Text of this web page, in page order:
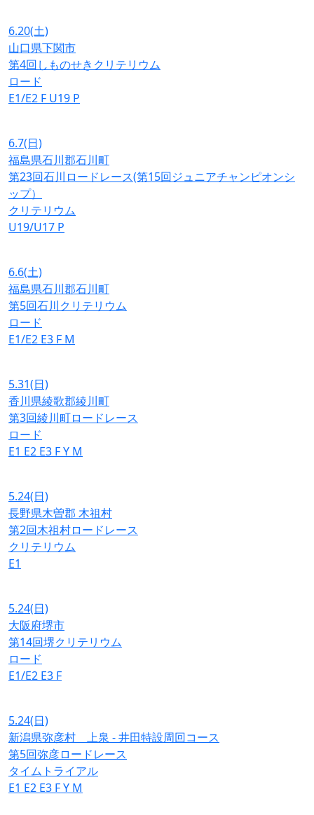
6.20(土)
山口県下関市
第4回しものせきクリテリウム
ロード
E1/E2 F U19 P
6.7(日)
福島県石川郡石川町
第23回石川ロードレース(第15回ジュニアチャンピオンシ
ップ）
クリテリウム
U19/U17 P
6.6(土)
福島県石川郡石川町
第5回石川クリテリウム
ロード
E1/E2 E3 F M
5.31(日)
香川県綾歌郡綾川町
第3回綾川町ロードレース
ロード
E1 E2 E3 FY M
5.24(日)
長野県木曽郡 木祖村
第2回木祖村ロードレース
クリテリウム
E1
5.24(日)
大阪府堺市
第14回堺クリテリウム
ロード
E1/E2 E3 F
5.24(日)
新潟県弥彦村 上泉 - 井田特設周回コース
第5回弥彦ロードレース
タイムトライアル
E1 E2 E3 FY M